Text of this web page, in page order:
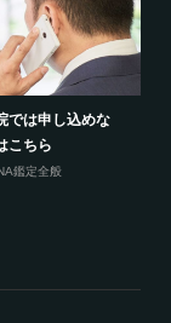
では申し込めな
こちら
鑑定全般